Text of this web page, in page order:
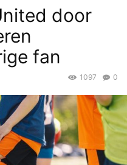
door
fan
0
1097